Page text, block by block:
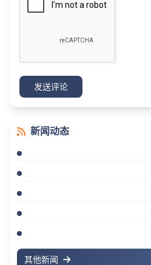
发送评论
新闻动态
其他新闻